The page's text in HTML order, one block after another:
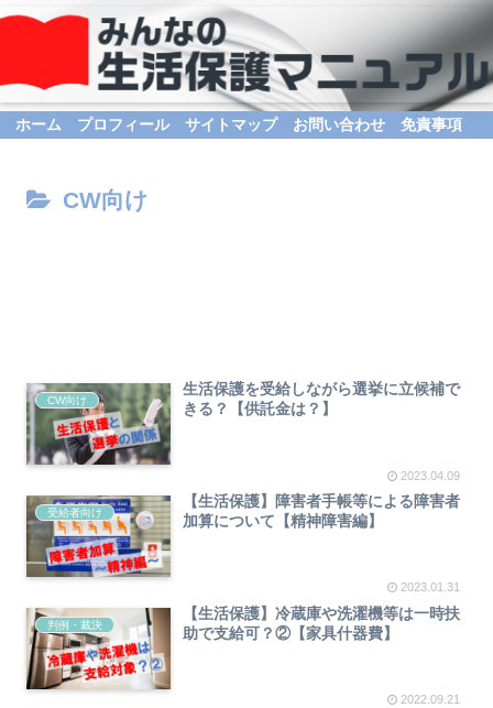
ホーム プロフィール サイトマップ お問い合わせ 免責事項
CW向け
CW向け
生活保護を受給しながら選挙に立候補で
きる？【供託金は？】
2023.04.09
受給者向け
【生活保護】障害者手帳等による障害者
加算について【精神障害編】
2023.01.31
判例・裁決
【生活保護】冷蔵庫や洗濯機等は一時扶
助で支給可？②【家具什器費】
2022.09.21